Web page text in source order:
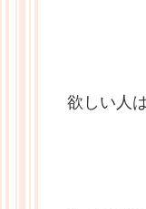
欲しい人